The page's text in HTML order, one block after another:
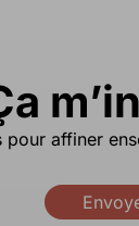
pour affiner